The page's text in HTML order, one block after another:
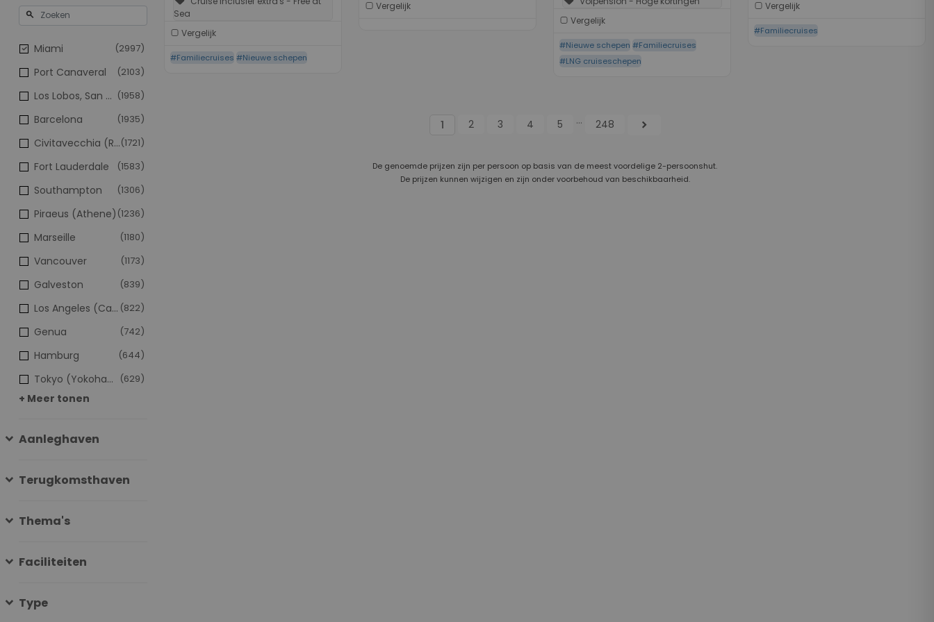
search
(2997)
Miami
(2103)
Port Canaveral
(1958)
Los Lobos, San Cristobal
(1935)
Barcelona
(1721)
Civitavecchia (Rome)
(1583)
Fort Lauderdale
(1306)
Southampton
(1236)
Piraeus (Athene)
(1180)
Marseille
(1173)
Vancouver
(839)
Galveston
(822)
Los Angeles (California)
(742)
Genua
(644)
Hamburg
(629)
Tokyo (Yokohama)
+ Meer tonen
Aanleghaven
Terugkomsthaven
Thema's
Faciliteiten
Type
Sea
Vergelijk
#Familiecruises #Nieuwe schepen
Vergelijk
Vergelijk
#Nieuwe schepen #Familiecruises
#LNG cruiseschepen
Vergelijk
#Familiecruises
1 2 3 4 5 ... 248 chevron_right
De genoemde prijzen zijn per persoon op basis van de meest voordelige 2-persoonshut.
De prijzen kunnen wijzigen en zijn onder voorbehoud van beschikbaarheid.